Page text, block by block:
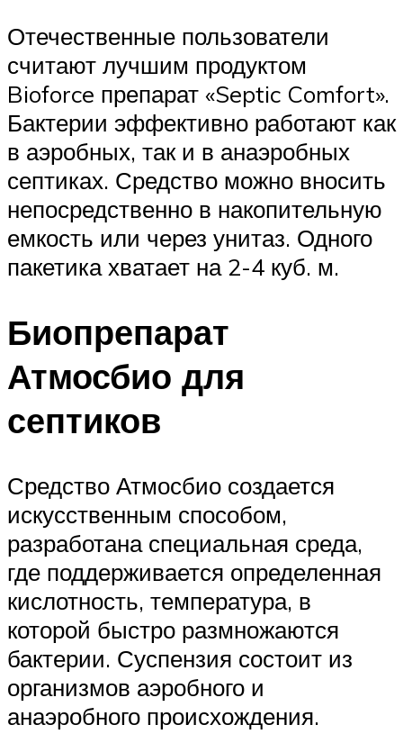
Отечественные пользователи
считают лучшим продуктом
Bioforce препарат «Septic Comfort».
Бактерии эффективно работают как
в аэробных, так и в анаэробных
септиках. Средство можно вносить
непосредственно в накопительную
емкость или через унитаз. Одного
пакетика хватает на 2-4 куб. м.
Биопрепарат
Атмосбио для
септиков
Средство Атмосбио создается
искусственным способом,
разработана специальная среда,
где поддерживается определенная
кислотность, температура, в
которой быстро размножаются
бактерии. Суспензия состоит из
организмов аэробного и
анаэробного происхождения.